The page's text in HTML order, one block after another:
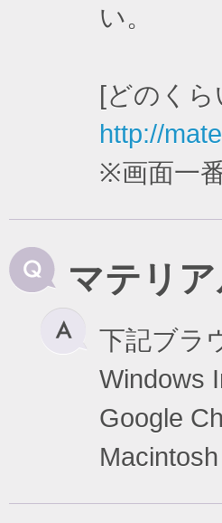
い。
[どのく
http://
※画面一
マテリ
下記ブラ
Windows
Google